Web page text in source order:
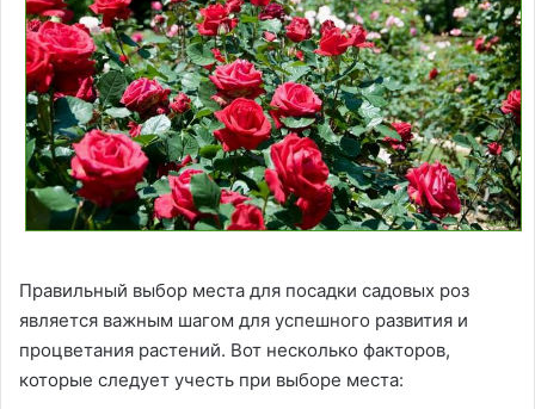
Правильный выбор места для посадки садовых роз
является важным шагом для успешного развития и
процветания растений. Вот несколько факторов,
которые следует учесть при выборе места: